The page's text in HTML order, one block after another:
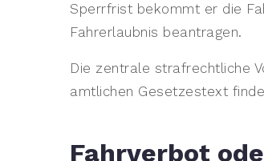
Sperrfrist bekommt er die
Fahrerlaubnis beantragen.
Die zentrale strafrechtliche
amtlichen Gesetzestext
Fahrverbot